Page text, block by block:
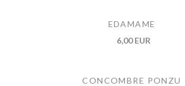
EDAMAME
6,00 EUR
CONCOMBRE PONZU